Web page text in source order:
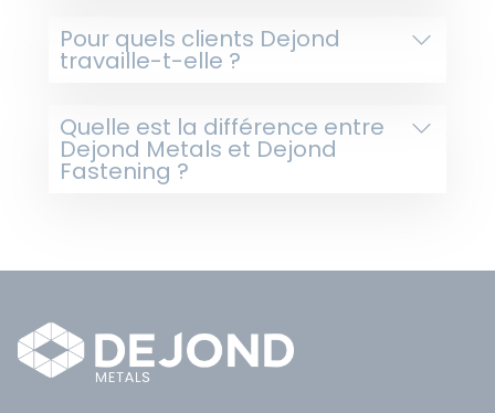
Pour quels clients Dejond
travaille-t-elle ?
Quelle est la différence entre
Dejond Metals et Dejond
Fastening ?